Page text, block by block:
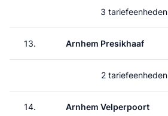
3 tariefeenheden
13. Arnhem Presikhaaf
2 tariefeenheden
14. Arnhem Velperpoort